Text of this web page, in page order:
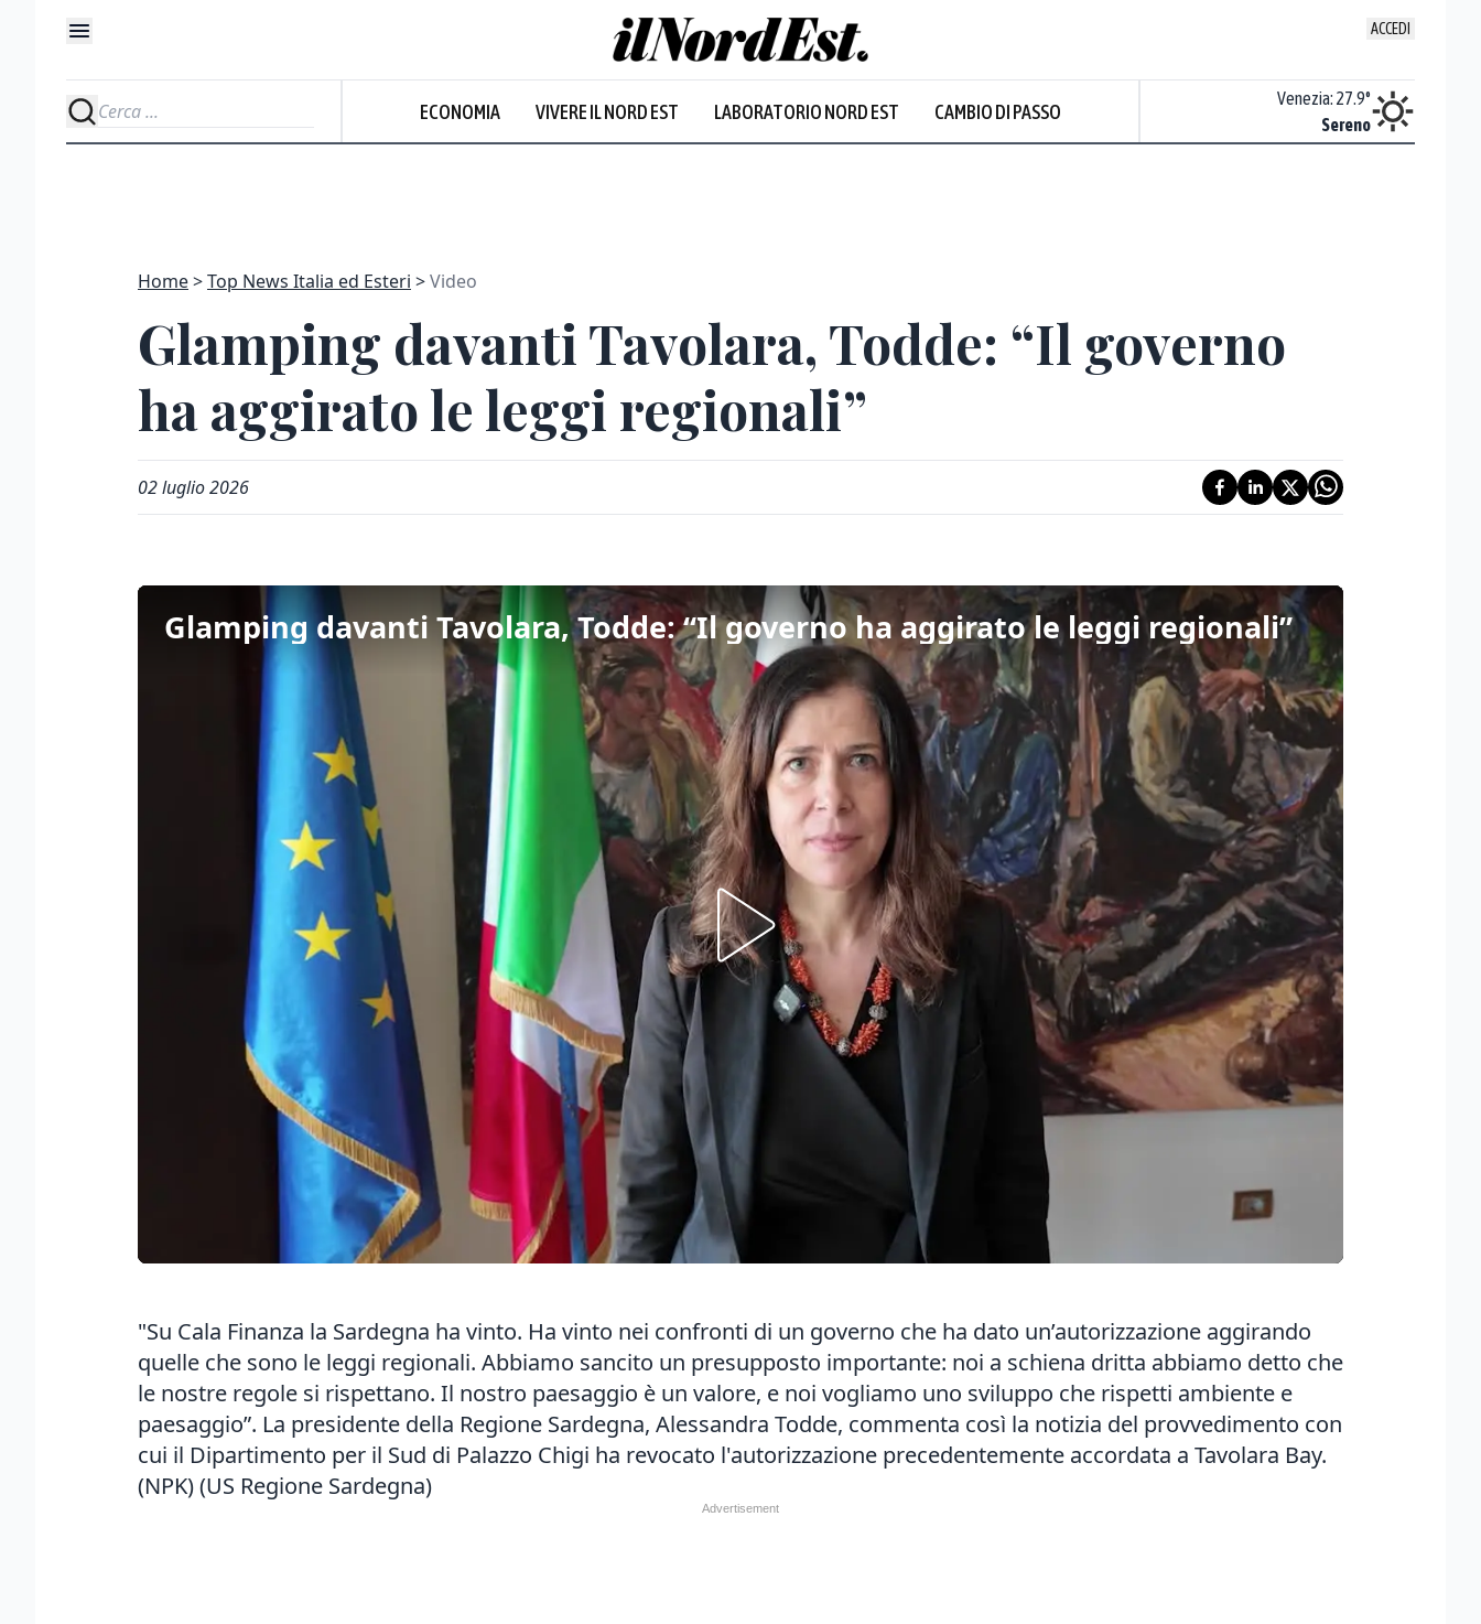
ACCEDI
ECONOMIA VIVERE IL NORD EST LABORATORIO NORD EST CAMBIO DI PASSO
Prevalentemente soleggiato
Venezia: 27.9°
Sereno
Home Top News Italia ed Esteri Video
Glamping davanti Tavolara, Todde: “Il governo
ha aggirato le leggi regionali”
02 luglio 2026
Glamping davanti Tavolara, Todde: “Il governo ha aggirato le leggi regionali”
"Su Cala Finanza la Sardegna ha vinto. Ha vinto nei confronti di un governo che ha dato un’autorizzazione aggirando
quelle che sono le leggi regionali. Abbiamo sancito un presupposto importante: noi a schiena dritta abbiamo detto che
le nostre regole si rispettano. Il nostro paesaggio è un valore, e noi vogliamo uno sviluppo che rispetti ambiente e
paesaggio”. La presidente della Regione Sardegna, Alessandra Todde, commenta così la notizia del provvedimento con
cui il Dipartimento per il Sud di Palazzo Chigi ha revocato l'autorizzazione precedentemente accordata a Tavolara Bay.
(NPK) (US Regione Sardegna)